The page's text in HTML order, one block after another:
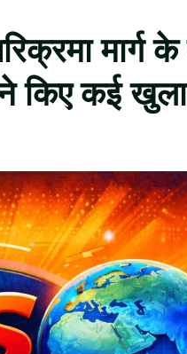
मार्ग
ने किए कई